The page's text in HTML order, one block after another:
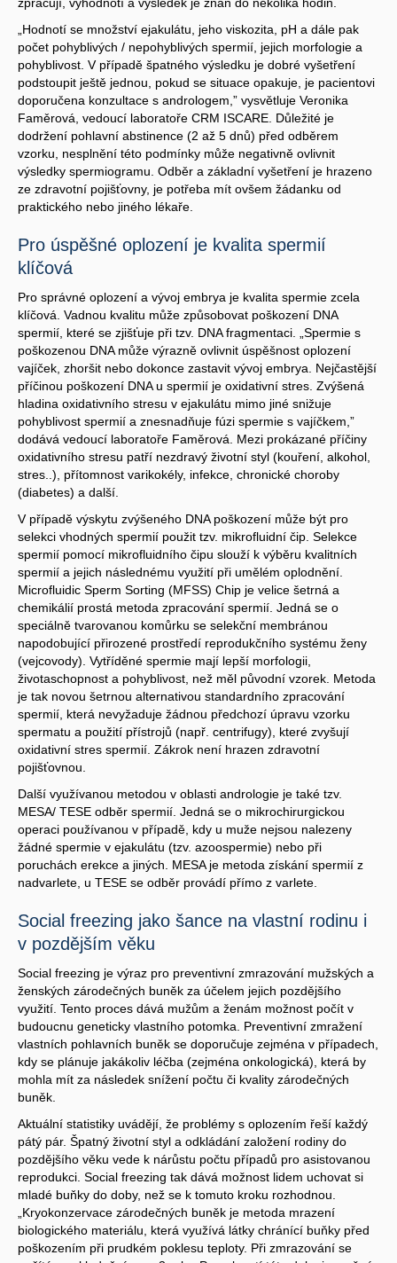
„Hodnotí se množství ejakulátu, jeho viskozita, pH a dále pak
počet pohyblivých / nepohyblivých spermií, jejich morfologie a
pohyblivost. V případě špatného výsledku je dobré vyšetření
podstoupit ještě jednou, pokud se situace opakuje, je pacientovi
doporučena konzultace s andrologem,” vysvětluje Veronika
Faměrová, vedoucí laboratoře CRM ISCARE. Důležité je
dodržení pohlavní abstinence (2 až 5 dnů) před odběrem
vzorku, nesplnění této podmínky může negativně ovlivnit
výsledky spermiogramu. Odběr a základní vyšetření je hrazeno
ze zdravotní pojišťovny, je potřeba mít ovšem žádanku od
praktického nebo jiného lékaře.
Pro úspěšné oplození je kvalita spermií
klíčová
Pro správné oplození a vývoj embrya je kvalita spermie zcela
klíčová. Vadnou kvalitu může způsobovat poškození DNA
spermií, které se zjišťuje při tzv. DNA fragmentaci. „Spermie s
poškozenou DNA může výrazně ovlivnit úspěšnost oplození
vajíček, zhoršit nebo dokonce zastavit vývoj embrya. Nejčastější
příčinou poškození DNA u spermií je oxidativní stres. Zvýšená
hladina oxidativního stresu v ejakulátu mimo jiné snižuje
pohyblivost spermií a znesnadňuje fúzi spermie s vajíčkem,”
dodává vedoucí laboratoře Faměrová. Mezi prokázané příčiny
oxidativního stresu patří nezdravý životní styl (kouření, alkohol,
stres..), přítomnost varikokély, infekce, chronické choroby
(diabetes) a další.
V případě výskytu zvýšeného DNA poškození může být pro
selekci vhodných spermií použit tzv. mikrofluidní čip. Selekce
spermií pomocí mikrofluidního čipu slouží k výběru kvalitních
spermií a jejich následnému využití při umělém oplodnění.
Microfluidic Sperm Sorting (MFSS) Chip je velice šetrná a
chemikálií prostá metoda zpracování spermií. Jedná se o
speciálně tvarovanou komůrku se selekční membránou
napodobující přirozené prostředí reprodukčního systému ženy
(vejcovody). Vytříděné spermie mají lepší morfologii,
životaschopnost a pohyblivost, než měl původní vzorek. Metoda
je tak novou šetrnou alternativou standardního zpracování
spermií, která nevyžaduje žádnou předchozí úpravu vzorku
spermatu a použití přístrojů (např. centrifugy), které zvyšují
oxidativní stres spermií. Zákrok není hrazen zdravotní
pojišťovnou.
Další využívanou metodou v oblasti andrologie je také tzv.
MESA/ TESE odběr spermií. Jedná se o mikrochirurgickou
operaci používanou v případě, kdy u muže nejsou nalezeny
žádné spermie v ejakulátu (tzv. azoospermie) nebo při
poruchách erekce a jiných. MESA je metoda získání spermií z
nadvarlete, u TESE se odběr provádí přímo z varlete.
Social freezing jako šance na vlastní rodinu i
v pozdějším věku
Social freezing je výraz pro preventivní zmrazování mužských a
ženských zárodečných buněk za účelem jejich pozdějšího
využití. Tento proces dává mužům a ženám možnost počít v
budoucnu geneticky vlastního potomka. Preventivní zmražení
vlastních pohlavních buněk se doporučuje zejména v případech,
kdy se plánuje jakákoliv léčba (zejména onkologická), která by
mohla mít za následek snížení počtu či kvality zárodečných
buněk.
Aktuální statistiky uvádějí, že problémy s oplozením řeší každý
pátý pár. Špatný životní styl a odkládání založení rodiny do
pozdějšího věku vede k nárůstu počtu případů pro asistovanou
reprodukci. Social freezing tak dává možnost lidem uchovat si
mladé buňky do doby, než se k tomuto kroku rozhodnou.
„Kryokonzervace zárodečných buněk je metoda mrazení
biologického materiálu, která využívá látky chránící buňky před
poškozením při prudkém poklesu teploty. Při zmrazování se